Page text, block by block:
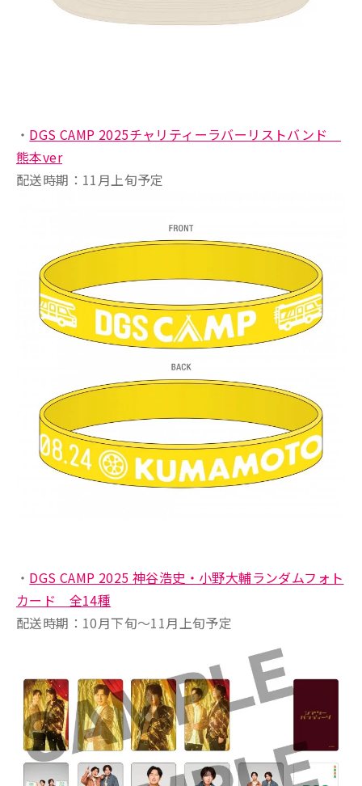
・ DGS CAMP 2025チャリティーラバーリストバンド
熊本ver
配送時期：11月上旬予定
・ DGS CAMP 2025 神谷浩史・小野大輔ランダムフォト
カード 全14種
配送時期：10月下旬〜11月上旬予定